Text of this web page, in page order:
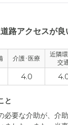
者の雰囲気につい
かりませんが職員
さんも明るくテキパ
備について
きれいで設備もセ
も歯磨きしやすい
路アクセスが良
介護･医療
近隣
交
4.0
と
必要な介助が、介